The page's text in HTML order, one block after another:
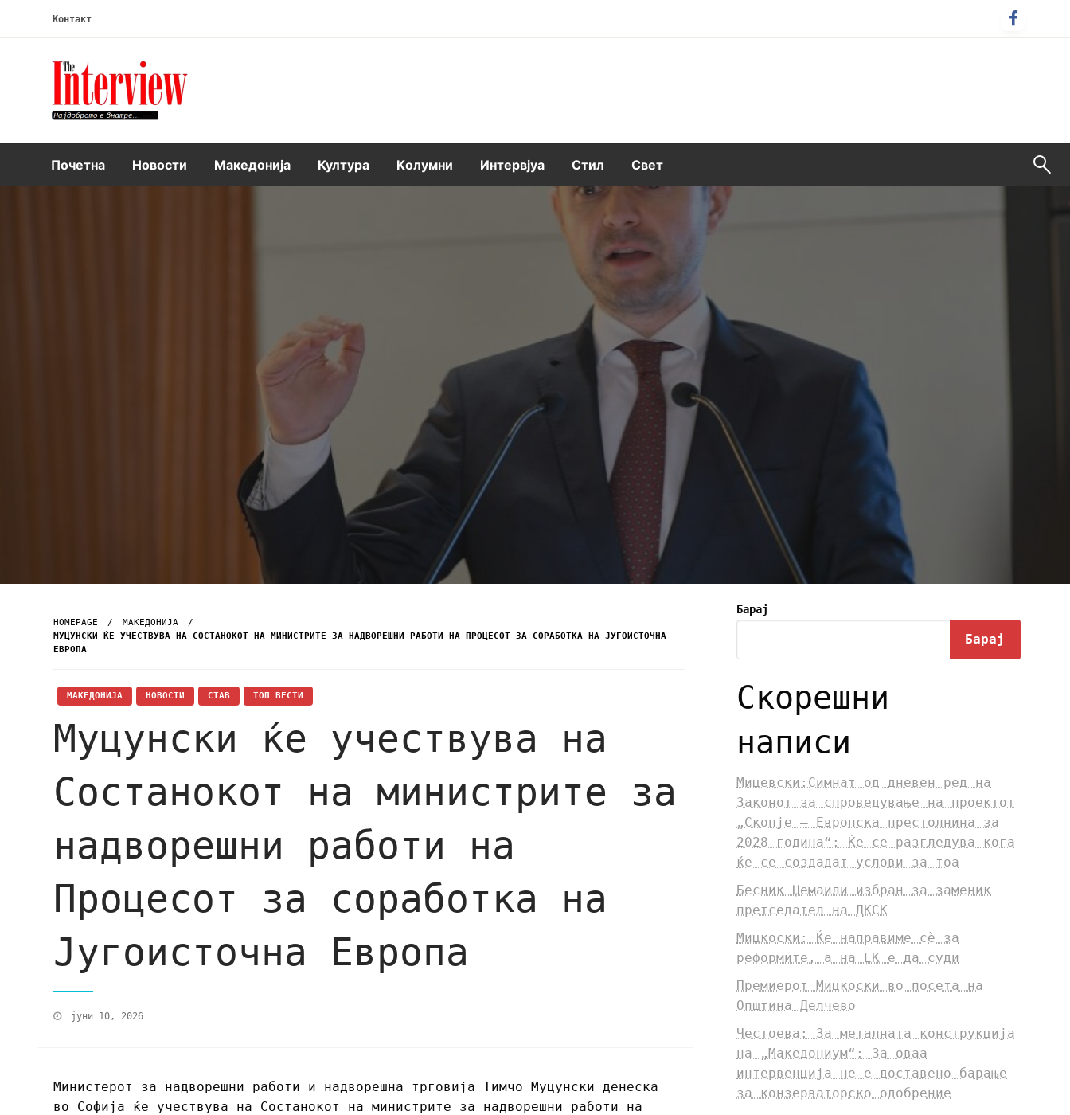
Контакт
Интервју
Почетна Новости Македонија Култура Kолумни Интервјуа Стил Свет
HOMEPAGE
МАКЕДОНИЈА
МУЦУНСКИ ЌЕ УЧЕСТВУВА НА СОСТАНОКОТ НА МИНИСТРИТЕ ЗА НАДВОРЕШНИ РАБОТИ НА ПРОЦЕСОТ ЗА СОРАБОТКА НА ЈУГОИСТОЧНА
ЕВРОПА
МАКЕДОНИЈА НОВОСТИ СТАВ ТОП ВЕСТИ
Муцунски ќе учествува на
Состанокот на министрите за
надворешни работи на
Процесот за соработка на
Југоисточна Европа
јуни 10, 2026
Министерот за надворешни работи и надворешна трговија Тимчо Муцунски денеска
во Софија ќе учествува на Состанокот на министрите за надворешни работи на
Барај
Барај
Скорешни
написи
Мицевски:Симнат од дневен ред на
Законот за спроведување на проектот
„Скопје – Европска престолнина за
2028 година“: Ќе се разгледува кога
ќе се создадат услови за тоа
Бесник Џемаили избран за заменик
претседател на ДКСК
Мицкоски: Ќе направиме сè за
реформите, а на ЕК е да суди
Премиерот Мицкоски во посета на
Општина Делчево
Честоева: За металната конструкција
на „Македониум“: За оваа
интервенција не е доставено барање
за конзерваторско одобрение